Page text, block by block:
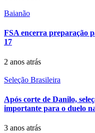
Baianão
FSA encerra preparação
17
2 anos atrás
Seleção Brasileira
Após corte de Danilo,
importante para o duelo
3 anos atrás